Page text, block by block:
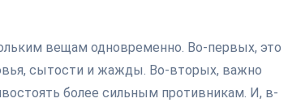
вещам одновременно. Во-первых, это
сытости и жажды. Во-вторых, важно
более сильным противникам. И, в-